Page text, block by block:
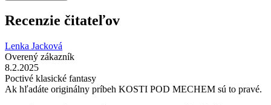
Recenzie čitateľov
Lenka Jacková
Overený zákazník
8.2.2025
Poctivé klasické fantasy
Ak hľadáte originálny príbeh KOSTI POD MECHEM sú to pravé.